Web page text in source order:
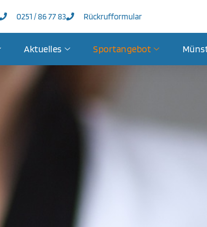
0251 / 86 77 83 Rückrufformular
Aktuelles Sportangebot